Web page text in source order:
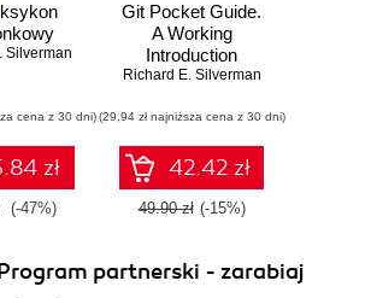
Silverman
cena z 30 dni)
zł
(-47%)
Git Pocket Guide.
A Working
Introduction
Richard E. Silverman
(29,94 zł najniższa cena z 30 dni)
42.42 zł
49.90 zł (-15%)
partnerski - zarabiaj